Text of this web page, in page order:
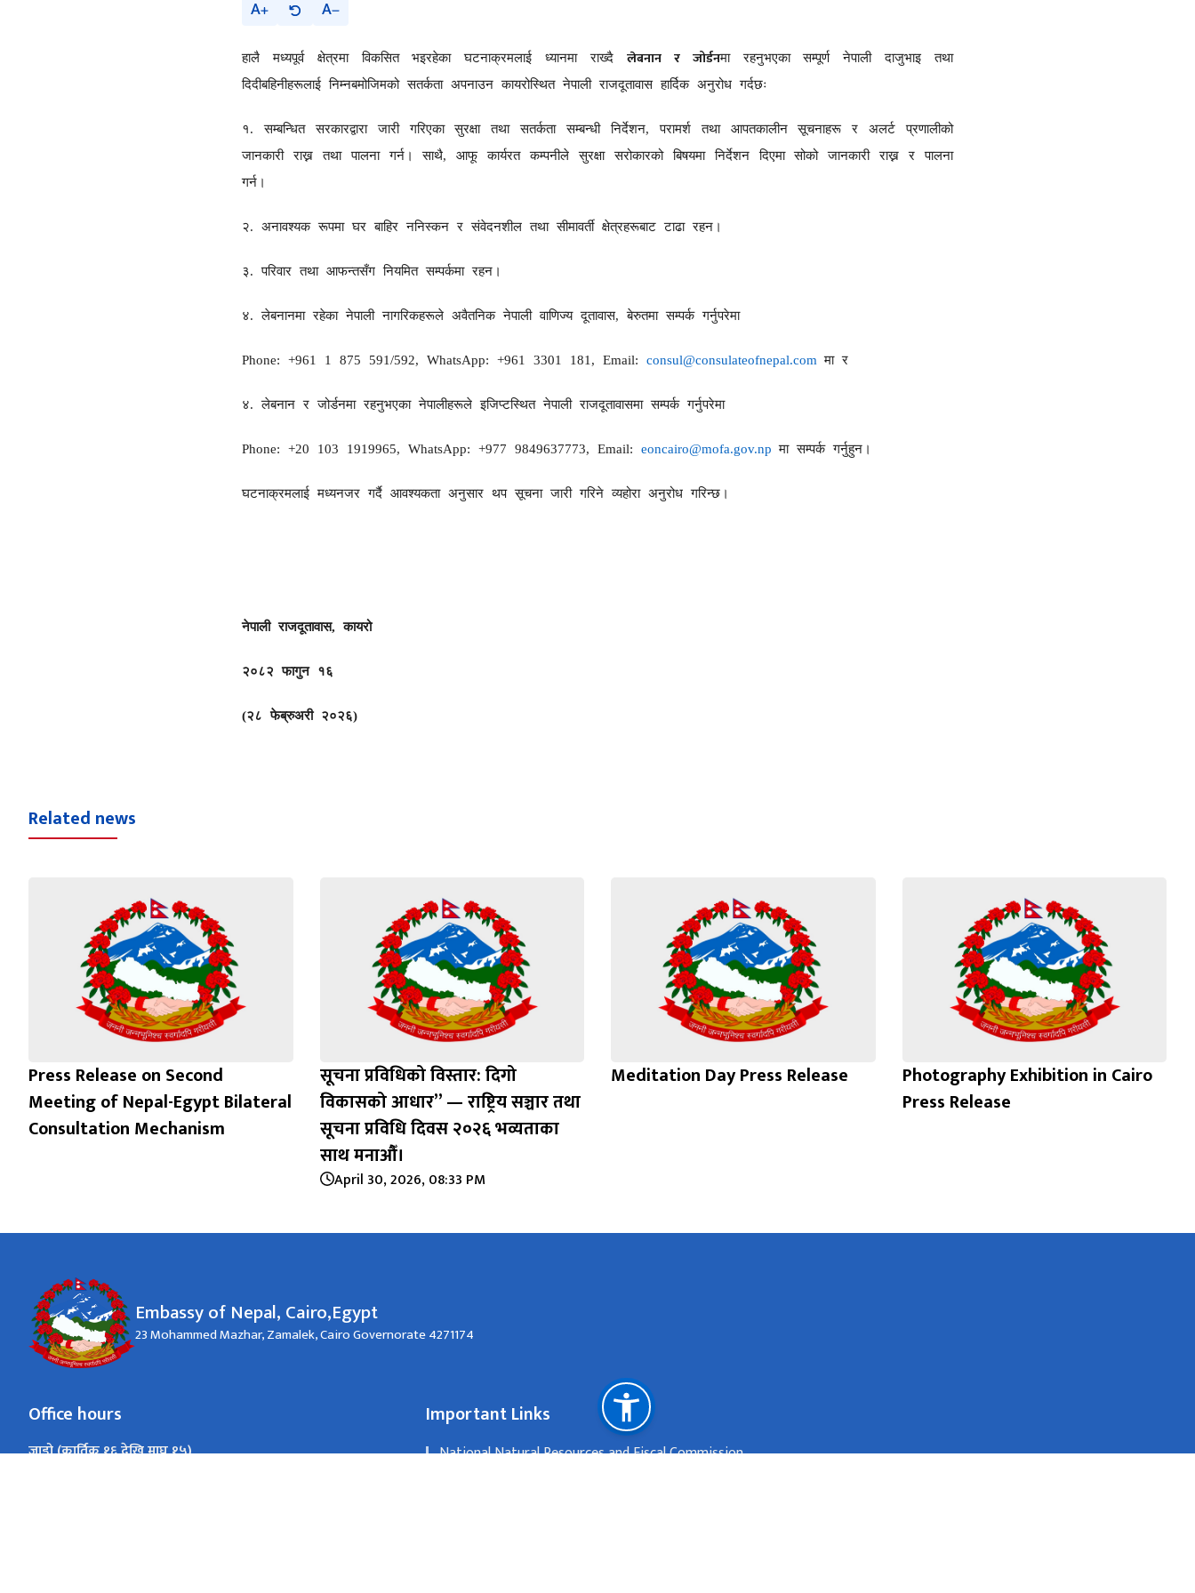
A A
हालै मध्यपूर्व क्षेत्रमा विकसित भइरहेका घटनाक्रमलाई ध्यानमा राख्दै लेबनान र जोर्डनमा रहनुभएका सम्पूर्ण नेपाली दाजुभाइ तथा
दिदीबहिनीहरूलाई निम्नबमोजिमको सतर्कता अपनाउन कायरोस्थित नेपाली राजदूतावास हार्दिक अनुरोध गर्दछः
१. सम्बन्धित सरकारद्वारा जारी गरिएका सुरक्षा तथा सतर्कता सम्बन्धी निर्देशन,परामर्श तथा आपतकालीन सूचनाहरू र अलर्ट प्रणालीको
जानकारी राख्न तथा पालना गर्न। साथै,आफू कार्यरत कम्पनीले सुरक्षा सरोकारको बिषयमा निर्देशन दिएमा सोको जानकारी राख्न र पालना
गर्न।
२. अनावश्यक रूपमा घर बाहिर ननिस्कन र संवेदनशील तथा सीमावर्ती क्षेत्रहरूबाट टाढा रहन।
३. परिवार तथा आफन्तसँग नियमित सम्पर्कमा रहन।
४.लेबनानमा रहेका नेपाली नागरिकहरूले अवैतनिक नेपाली वाणिज्य दूतावास,बेरुतमा सम्पर्क गर्नुपरेमा
Phone: +961 1 875 591/592, WhatsApp: +961 3301 181, Email: consul@consulateofnepal.com मा र
४. लेबनान र जोर्डनमा रहनुभएका नेपालीहरूले इजिप्टस्थित नेपाली राजदूतावासमा सम्पर्क गर्नुपरेमा
Phone: +20 103 1919965, WhatsApp: +977 9849637773, Email: eoncairo@mofa.gov.np मा सम्पर्क गर्नुहुन।
घटनाक्रमलाई मध्यनजर गर्दै आवश्यकता अनुसार थप सूचना जारी गरिने व्यहोरा अनुरोध गरिन्छ।
नेपाली राजदूतावास,कायरो
२०८२ फागुन १६
(२८ फेब्रुअरी २०२६)
Related news
Press Release on Second
Meeting of Nepal-Egypt Bilateral
Consultation Mechanism
सूचना प्रविधिको विस्तार: दिगो
विकासको आधार” — राष्ट्रिय सञ्चार तथा
सूचना प्रविधि दिवस २०२६ भव्यताका
साथ मनाऔँ।
April 30, 2026, 08:33 PM
Meditation Day Press Release
Photography Exhibition in Cairo
Press Release
Embassy of Nepal, Cairo,Egypt
23 Mohammed Mazhar, Zamalek, Cairo Governorate 4271174
Office hours
जाडो (कार्तिक १६ देखि माघ १५)
Important Links
National Natural Resources and Fiscal Commission